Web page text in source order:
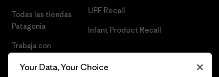
Todas las tiendas
Patagonia
Trabaja con
UPF Recall
Infant Product Recall
Your Data, Your Choice